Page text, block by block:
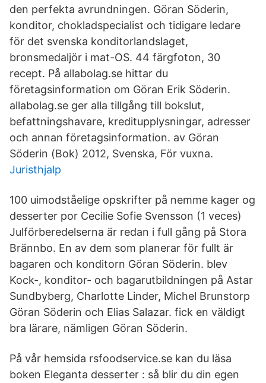
den perfekta avrundningen. Göran Söderin,
konditor, chokladspecialist och tidigare ledare
för det svenska konditorlandslaget,
bronsmedaljör i mat-OS. 44 färgfoton, 30
recept. På allabolag.se hittar du
företagsinformation om Göran Erik Söderin.
allabolag.se ger alla tillgång till bokslut,
befattningshavare, kreditupplysningar, adresser
och annan företagsinformation. av Göran
Söderin (Bok) 2012, Svenska, För vuxna.
Juristhjalp
100 uimodståelige opskrifter på nemme kager og
desserter por Cecilie Sofie Svensson (1 veces)
Julförberedelserna är redan i full gång på Stora
Brännbo. En av dem som planerar för fullt är
bagaren och konditorn Göran Söderin. blev
Kock-, konditor- och bagarutbildningen på Astar
Sundbyberg, Charlotte Linder, Michel Brunstorp
Göran Söderin och Elias Salazar. fick en väldigt
bra lärare, nämligen Göran Söderin.
På vår hemsida rsfoodservice.se kan du läsa
boken Eleganta desserter : så blir du din egen